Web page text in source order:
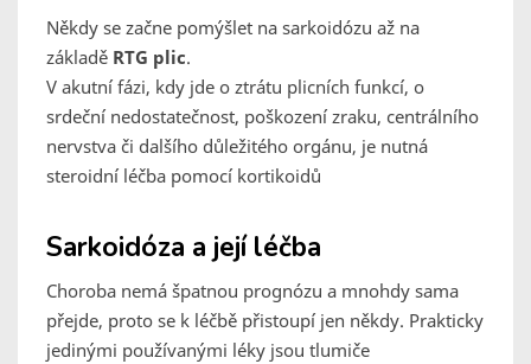
Někdy se začne pomýšlet na sarkoidózu až na
základě RTG plic.
V akutní fázi, kdy jde o ztrátu plicních funkcí, o
srdeční nedostatečnost, poškození zraku, centrálního
nervstva či dalšího důležitého orgánu, je nutná
steroidní léčba pomocí kortikoidů
Sarkoidóza a její léčba
Choroba nemá špatnou prognózu a mnohdy sama
přejde, proto se k léčbě přistoupí jen někdy. Prakticky
jedinými používanými léky jsou tlumiče